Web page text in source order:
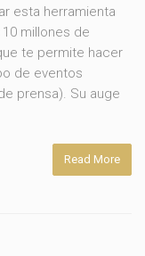
esta herramienta
millones de
te permite hacer
de eventos
prensa). Su auge
Read More